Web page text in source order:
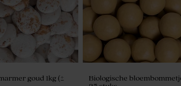
goud 1kg (±
Biologische